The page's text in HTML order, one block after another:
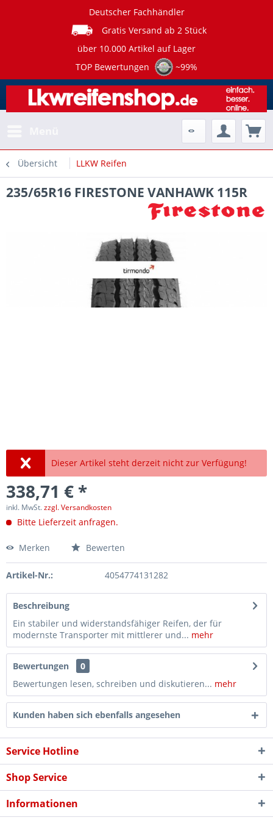
Deutscher Fachhändler
Gratis Versand ab 2 Stück
über 10.000 Artikel auf Lager
TOP Bewertungen
~99%
Übersicht LLKW Reifen
235/65R16 FIRESTONE VANHAWK 115R
Dieser Artikel steht derzeit nicht zur Verfügung!
338,71 € *
inkl. MwSt.zzgl. Versandkosten
Bitte Lieferzeit anfragen.
Merken Bewerten
Artikel-Nr.: 4054774131282
Beschreibung
Ein stabiler und widerstandsfähiger Reifen, der für
modernste Transporter mit mittlerer und... mehr
Bewertungen
0
Bewertungen lesen, schreiben und diskutieren... mehr
Kunden haben sich ebenfalls angesehen
Service Hotline
Shop Service
Informationen